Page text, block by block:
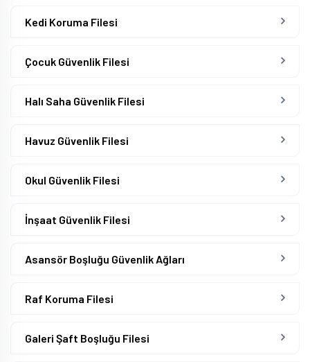
Kedi Koruma Filesi
Çocuk Güvenlik Filesi
Halı Saha Güvenlik Filesi
Havuz Güvenlik Filesi
Okul Güvenlik Filesi
İnşaat Güvenlik Filesi
Asansör Boşluğu Güvenlik Ağları
Raf Koruma Filesi
Galeri Şaft Boşluğu Filesi